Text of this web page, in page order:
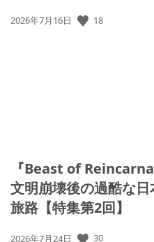
公
2026年7月16日 18
『Beast of
文明崩壊後の過酷な
旅路【特集第2回】
公
2026年7月24日 30